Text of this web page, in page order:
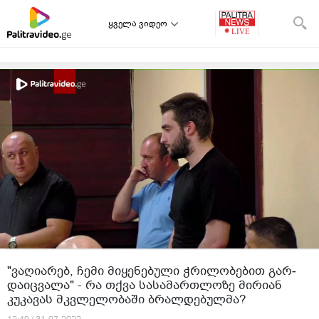
ყველა ვიდეო
"ვაღიარებ, ჩემი მი­ყე­ნე­ბუ­ლი ჭრი­ლო­ბე­ბით გარ­
და­იც­ვა­ლა" - რა თქვა სასამართლოზე მირიან
კუკავას მკვლელობაში ბრალდებულმა?